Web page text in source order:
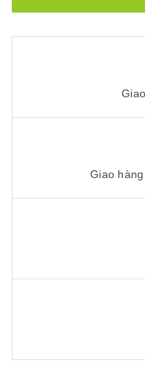
Giao